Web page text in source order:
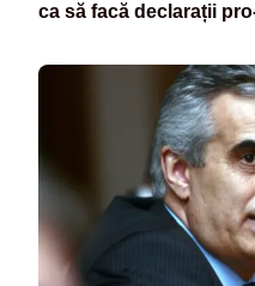
ca să facă declarații